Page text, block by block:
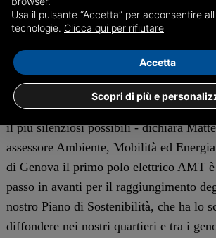
Cornigliano.
«Il futuro della mobilità, anche quella
elettrico: il nostro fine è quello di
dell'aria, avere veicoli con zero
il più silenziosi possibili - dichiara
assessore Ambiente, Mobilità ed
di Genova il primo polo elettrico AMT
passo in avanti per il raggiungimento
nostro Piano di Sostenibilità, che ha lo
diffondere nei nostri quartieri e tra i
Usa il pulsante “Accetta” per acconsentire
tecnologie. Clicca qui per rifiutare
Scopri di più e
Accetta